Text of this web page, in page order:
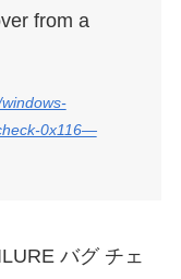
from a
0x116—
バグ チェ